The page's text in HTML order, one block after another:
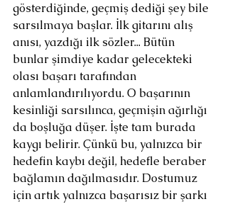
gösterdiğinde, geçmiş dediği şey bile
sarsılmaya başlar. İlk gitarını alış
anısı, yazdığı ilk sözler... Bütün
bunlar şimdiye kadar gelecekteki
olası başarı tarafından
anlamlandırılıyordu. O başarının
kesinliği sarsılınca, geçmişin ağırlığı
da boşluğa düşer. İşte tam burada
kaygı belirir. Çünkü bu, yalnızca bir
hedefin kaybı değil, hedefle beraber
bağlamın dağılmasıdır. Dostumuz
için artık yalnızca başarısız bir şarkı